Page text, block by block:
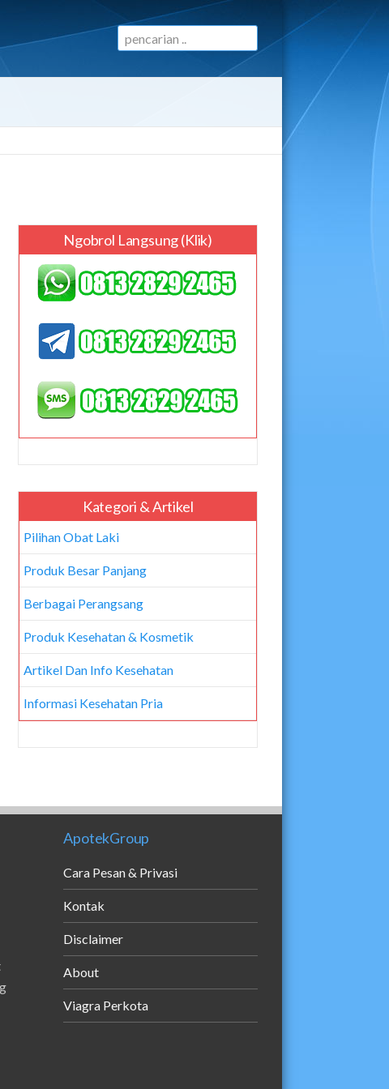
Ngobrol Langsung (klik)
Kategori & Artikel
Pilihan Obat Laki
Produk Besar Panjang
Berbagai Perangsang
Produk Kesehatan & Kosmetik
Artikel Dan Info Kesehatan
Informasi Kesehatan Pria
ApotekGroup
Cara Pesan & Privasi
Kontak
Disclaimer
About
Viagra Perkota